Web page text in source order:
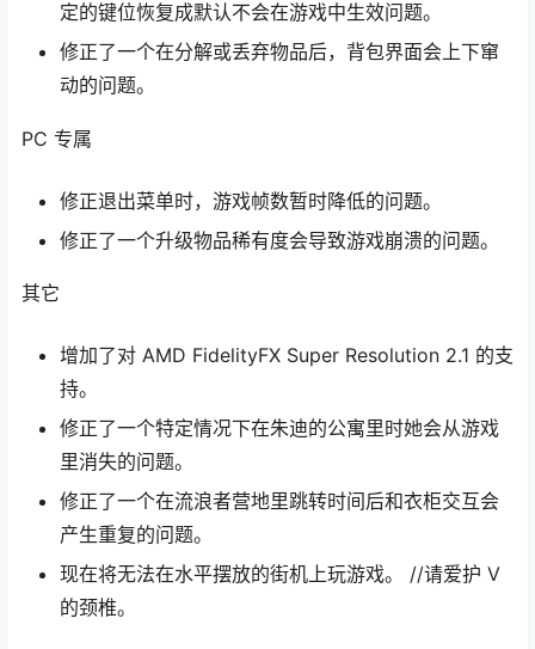
定的键位恢复成默认不会在游戏中生效问题。
修正了一个在分解或丢弃物品后，背包界面会上下窜
动的问题。
PC 专属
修正退出菜单时，游戏帧数暂时降低的问题。
修正了一个升级物品稀有度会导致游戏崩溃的问题。
其它
增加了对 AMD FidelityFX Super Resolution 2.1 的支
持。
修正了一个特定情况下在朱迪的公寓里时她会从游戏
里消失的问题。
修正了一个在流浪者营地里跳转时间后和衣柜交互会
产生重复的问题。
现在将无法在水平摆放的街机上玩游戏。 //请爱护 V
的颈椎。